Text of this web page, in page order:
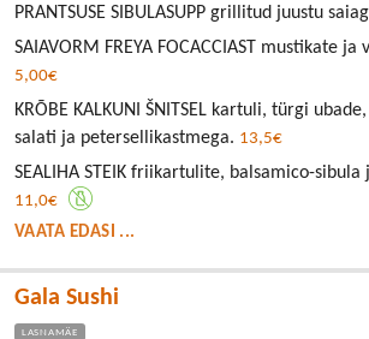
PRANTSUSE SIBULASUPP grillitud juustu
SAIAVORM FREYA FOCACCIAST mustikate
5,00€
KRÕBE KALKUNI ŠNITSEL kartuli, türgi
salati ja petersellikastmega. 13,5€
SEALIHA STEIK friikartulite, balsamico-
11,0€
VAATA EDASI ...
Gala Sushi
LASNAMÄE